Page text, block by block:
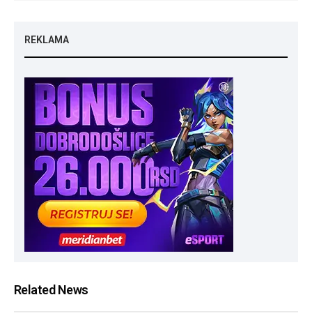
REKLAMA
Related News